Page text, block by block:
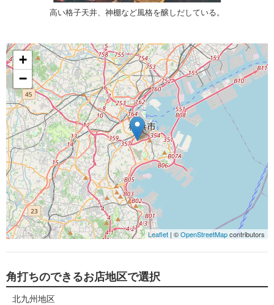
高い格子天井、神棚など風格を醸しだしている。
+
−
Leaflet | ©OpenStreetMapcontributors
角打ちのできるお店地区で選択
北九州地区